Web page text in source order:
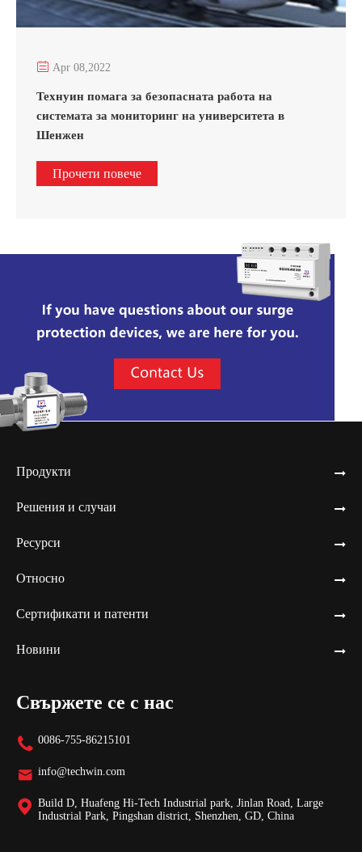
 Apr 08,2022
Технуин помага за безопасната работа на
системата за мониторинг на университета в
Шенжен
Прочети повече
Продукти
Решения и случаи
Ресурси
Относно
Сертификати и патенти
Новини
Свържете се с нас
 0086-755-86215101
 info@techwin.com
 Build D, Huafeng Hi-Tech Industrial park, Jinlan Road, Large
Industrial Park, Pingshan district, Shenzhen, GD, China